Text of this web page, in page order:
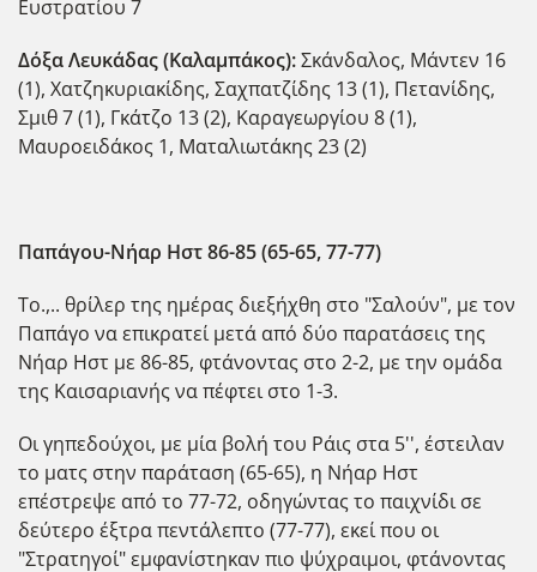
Ευστρατίου 7
Δόξα Λευκάδας (Καλαμπάκος):Σκάνδαλος, Μάντεν 16
(1), Χατζηκυριακίδης, Σαχπατζίδης 13 (1), Πετανίδης,
Σμιθ 7 (1), Γκάτζο 13 (2), Καραγεωργίου 8 (1),
Μαυροειδάκος 1, Ματαλιωτάκης 23 (2)
Παπάγου-Νήαρ Ηστ 86-85 (65-65, 77-77)
Το.,.. θρίλερ της ημέρας διεξήχθη στο "Σαλούν", με τον
Παπάγο να επικρατεί μετά από δύο παρατάσεις της
Νήαρ Ηστ με 86-85, φτάνοντας στο 2-2, με την ομάδα
της Καισαριανής να πέφτει στο 1-3.
Οι γηπεδούχοι, με μία βολή του Ράις στα 5'', έστειλαν
το ματς στην παράταση (65-65), η Νήαρ Ηστ
επέστρεψε από το 77-72, οδηγώντας το παιχνίδι σε
δεύτερο έξτρα πεντάλεπτο (77-77), εκεί που οι
"Στρατηγοί" εμφανίστηκαν πιο ψύχραιμοι, φτάνοντας